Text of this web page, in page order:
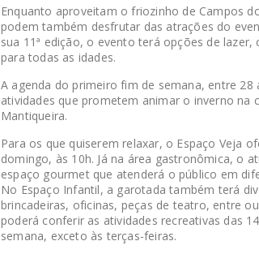
Enquanto aproveitam o friozinho de Campos
podem também desfrutar das atrações do
sua 11ª edição, o evento terá opções de
para todas as idades.
A agenda do primeiro fim de semana, entre 28
atividades que prometem animar o inverno na
Mantiqueira.
Para os que quiserem relaxar, o Espaço Veja
domingo, às 10h. Já na área gastronômica, o
espaço gourmet que atenderá o público em
No Espaço Infantil, a garotada também terá
brincadeiras, oficinas, peças de teatro, entre
poderá conferir as atividades recreativas das
semana, exceto às terças-feiras.